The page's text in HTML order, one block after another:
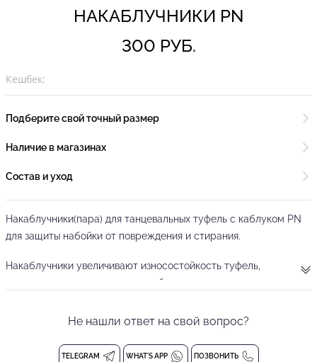
НАКАБЛУЧНИКИ PN
300 РУБ.
Кешбек:
Подберите свой точный размер
Наличие в магазинах
Состав и уход
Накаблучники(пара) для танцевальных туфель с каблуком PN
для защиты набойки от повреждения и стирания.
Накаблучники увеличивают износостойкость туфель,
исключают проскальзывание каблука и повышают его
Не нашли ответ на свой вопрос?
TELEGRAM WHAT'S APP ПОЗВОНИТЬ